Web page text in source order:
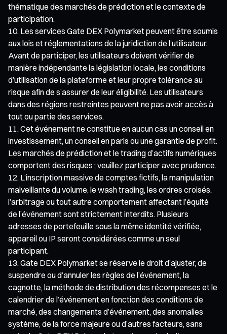
thématique des marchés de prédiction et le contexte de
participation.
Les services Gate DEX Polymarket peuvent être soumis
aux lois et réglementations de la juridiction de l’utilisateur.
Avant de participer, les utilisateurs doivent vérifier de
manière indépendante la législation locale, les conditions
d’utilisation de la plateforme et leur propre tolérance au
risque afin de s’assurer de leur éligibilité. Les utilisateurs
dans des régions restreintes peuvent ne pas avoir accès à
tout ou partie des services.
Cet événement ne constitue en aucun cas un conseil en
investissement, un conseil en paris ou une garantie de profit.
Les marchés de prédiction et le trading d’actifs numériques
comportent des risques ; veuillez participer avec prudence.
L’inscription massive de comptes fictifs, la manipulation
malveillante du volume, le wash trading, les ordres croisés,
l’arbitrage ou tout autre comportement affectant l’équité
de l’événement sont strictement interdits. Plusieurs
adresses de portefeuille sous la même identité vérifiée,
appareil ou IP seront considérées comme un seul
participant.
Gate DEX Polymarket se réserve le droit d’ajuster, de
suspendre ou d’annuler les règles de l’événement, la
cagnotte, la méthode de distribution des récompenses et le
calendrier de l’événement en fonction des conditions de
marché, des changements d’événement, des anomalies
système, de la force majeure ou d’autres facteurs, sans